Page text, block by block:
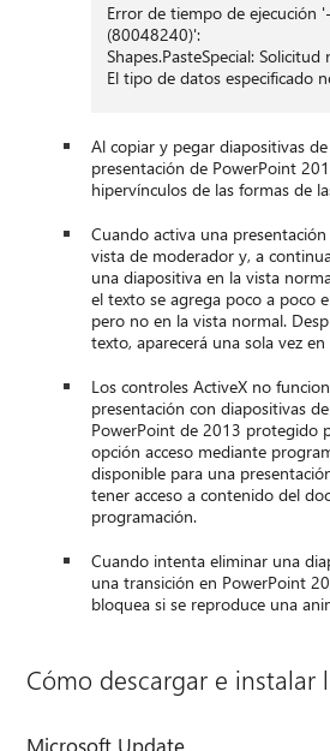
Error de tiempo de ejecución
(80048240)':
Shapes.PasteSpecial: Solicitud
El tipo de datos especificado
Al copiar y pegar diapositivas
presentación de PowerPoint
hipervínculos de las formas de
Cuando activa una
vista de moderador y, a
una diapositiva en la vista
el texto se agrega poco a poco
pero no en la vista normal.
texto, aparecerá una sola vez
Los controles ActiveX no
presentación con diapositivas
PowerPoint de 2013 protegido
opción acceso mediante
disponible para una
tener acceso a contenido del
programación.
Cuando intenta eliminar una
una transición en PowerPoint
bloquea si se reproduce una
Cómo descargar e instalar
Microsoft Update